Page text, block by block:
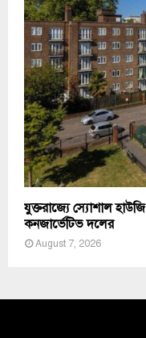
যুক্তরাজ্যে স্যোশাল
কনজার্ভেটিভ দলের
August 7, 2026